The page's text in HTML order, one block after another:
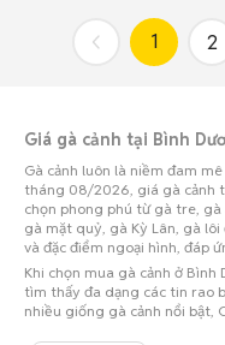
1 2
Giá gà cảnh tại Bình
Gà cảnh luôn là niềm đam
tháng 08/2026, giá gà cảnh
chọn phong phú từ gà tre,
gà mặt quỷ, gà Kỳ Lân, gà
và đặc điểm ngoại hình, đáp
Khi chọn mua gà cảnh ở
tìm thấy đa dạng các tin rao
nhiều giống gà cảnh nổi bật,